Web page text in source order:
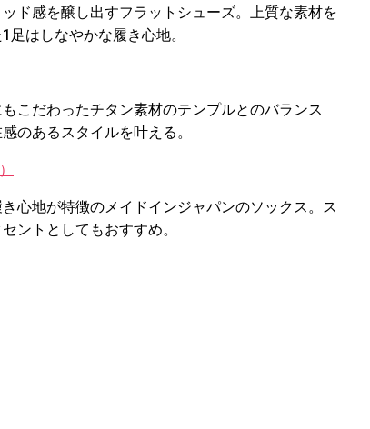
ド感を醸し出すフラットシューズ。上質な素材を
はしなやかな履き心地。
こだわったチタン素材のテンプルとのバランス
のあるスタイルを叶える。
心地が特徴のメイドインジャパンのソックス。ス
ントとしてもおすすめ。